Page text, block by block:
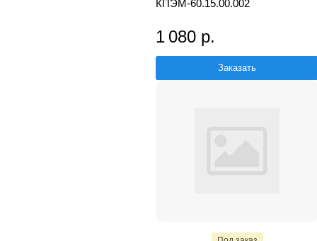
КПЭМ-60.15.00.002
1 080 р.
Заказать